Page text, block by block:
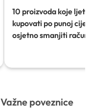
10 proizvoda koje ljeti
kupovati po punoj
osjetno smanjiti račun)
Važne poveznice